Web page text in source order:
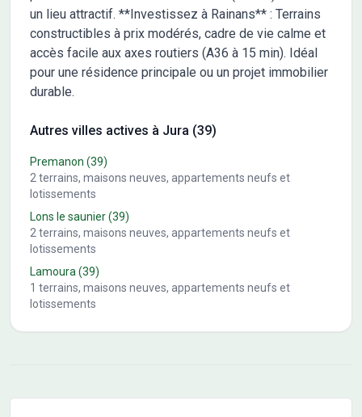
un lieu attractif. **Investissez à Rainans** : Terrains
constructibles à prix modérés, cadre de vie calme et
accès facile aux axes routiers (A36 à 15 min). Idéal
pour une résidence principale ou un projet immobilier
durable.
Autres villes actives à Jura (39)
Premanon (39)
2terrains, maisons neuves, appartements neufs et
lotissements
Lons le saunier(39)
2terrains, maisons neuves, appartements neufs et
lotissements
Lamoura(39)
1 terrains, maisons neuves, appartements neufs et
lotissements